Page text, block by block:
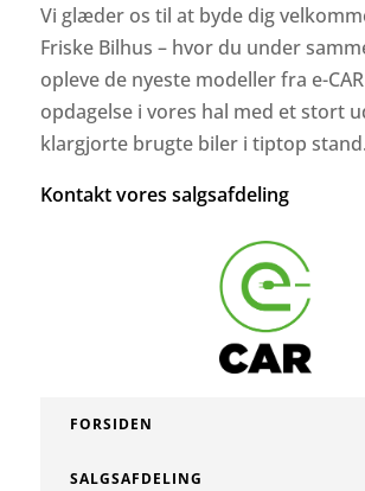
Vi glæder os til at byde dig
Friske Bilhus – hvor du under
opleve de nyeste modeller fra e-
opdagelse i vores hal med et stort
klargjorte brugte biler i tiptop stand.
Kontakt vores salgsafdeling
FORSIDEN
SALGSAFDELING